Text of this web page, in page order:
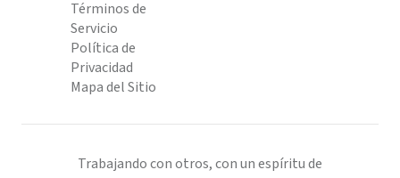
Términos de
Servicio
Política de
Privacidad
Mapa del Sitio
Trabajando con otros, con un espíritu de